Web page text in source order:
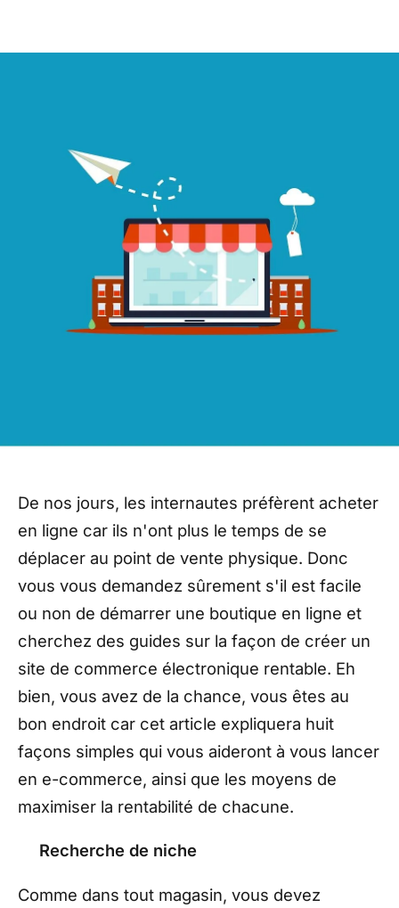
De nos jours, les internautes préfèrent acheter
en ligne car ils n'ont plus le temps de se
déplacer au point de vente physique. Donc
vous vous demandez sûrement s'il est facile
ou non de démarrer une boutique en ligne et
cherchez des guides sur la façon de créer un
site de commerce électronique rentable. Eh
bien, vous avez de la chance, vous êtes au
bon endroit car cet article expliquera huit
façons simples qui vous aideront à vous lancer
en e-commerce, ainsi que les moyens de
maximiser la rentabilité de chacune.
Recherche de niche
Comme dans tout magasin, vous devez